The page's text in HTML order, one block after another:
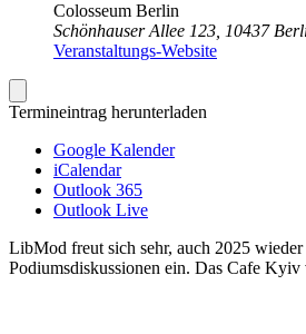
Colos­seum Berlin
Schönhauser Allee 123, 10437
Veranstaltungs-Website
Termineintrag herunterladen
Google Kalender
iCalendar
Outlook 365
Outlook Live
LibMod freut sich sehr, auch 2025
Podiums­dis­kus­sionen ein. Das Cafe